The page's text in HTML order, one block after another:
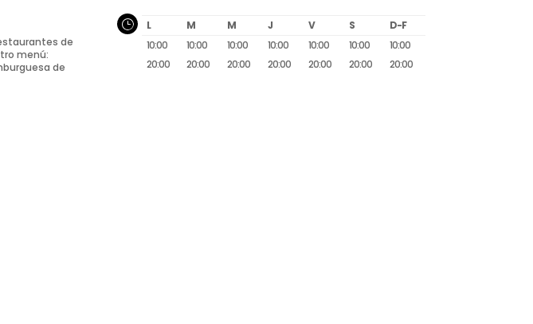
de
menú:
de
L M M J V S
D-F
10:00
20:00
10:00
20:00
10:00
20:00
10:00
20:00
10:00
20:00
10:00
20:00
10:00
20:00
}